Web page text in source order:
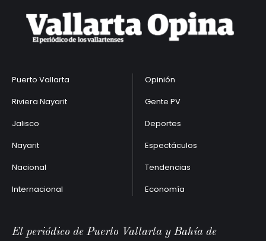
Puerto Vallarta
Riviera Nayarit
Jalisco
Nayarit
Nacional
Internacional
Opinión
Gente PV
Deportes
Espectáculos
Tendencias
Economía
El periódico de Puerto Vallarta y Bahía de